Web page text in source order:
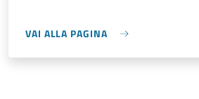
VAI ALLA PAGINA